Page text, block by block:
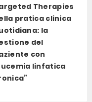
Therapies
pratica clinica
la
del
con
linfatica